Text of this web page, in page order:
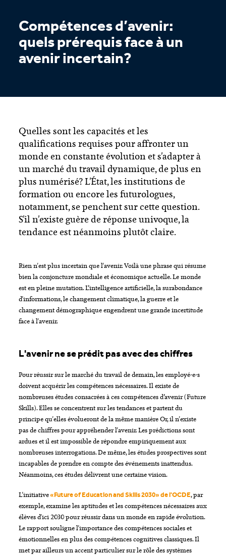
Compétences d’avenir:
quels prérequis face à un
avenir incertain?
Quelles sont les capacités et les
qualifications requises pour affronter un
monde en constante évolution et s'adapter à
un marché du travail dynamique, de plus en
plus numérisé? L'État, les institutions de
formation ou encore les futurologues,
notamment, se penchent sur cette question.
S'il n'existe guère de réponse univoque, la
tendance est néanmoins plutôt claire.
Rien n'est plus incertain que l'avenir. Voilà une phrase qui résume
bien la conjoncture mondiale et économique actuelle. Le monde
est en pleine mutation. L’intelligence artificielle, la surabondance
d'informations, le changement climatique, la guerre et le
changement démographique engendrent une grande incertitude
face à l'avenir.
L'avenir ne se prédit pas avec des chiffres
Pour réussir sur le marché du travail de demain, les employé-e-s
doivent acquérir les compétences nécessaires. Il existe de
nombreuses études consacrées à ces compétences d’avenir (Future
Skills). Elles se concentrent sur les tendances et partent du
principe qu'elles évolueront de la même manière Or, il n'existe
pas de chiffres pour appréhender l'avenir. Les prédictions sont
ardues et il est impossible de répondre empiriquement aux
nombreuses interrogations. De même, les études prospectives sont
incapables de prendre en compte des événements inattendus.
Néanmoins, ces études délivrent une certaine vision.
L'initiative«Future of Education and Skills 2030» de l'OCDE, par
exemple, examine les aptitudes et les compétences nécessaires aux
élèves d'ici 2030 pour réussir dans un monde en rapide évolution.
Le rapport souligne l'importance des compétences sociales et
émotionnelles en plus des compétences cognitives classiques. Il
met par ailleurs un accent particulier sur le rôle des systèmes